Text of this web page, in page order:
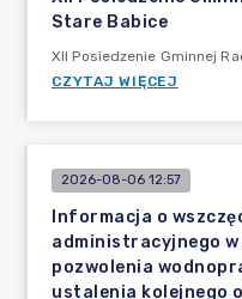
Stare Babice
XII Posiedzenie Gminnej
CZYTAJ WIĘCEJ
2026-08-06 12:57
Informacja o
administracyjnego
pozwolenia
ustalenia kolejnego